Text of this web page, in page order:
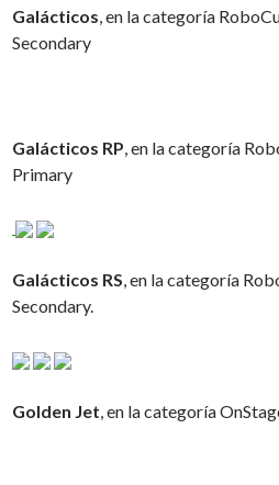
Galácticos, en la categoría
Secondary
Galácticos RP, en la categoría
Primary
Galácticos RS, en la categoría
Secondary.
Golden Jet, en la categoría